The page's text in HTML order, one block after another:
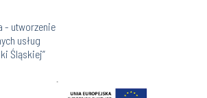
- utworzenie
usług
Śląskiej”